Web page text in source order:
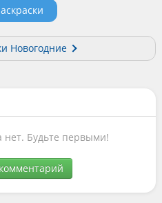
Новогодние
нет. Будьте первыми!